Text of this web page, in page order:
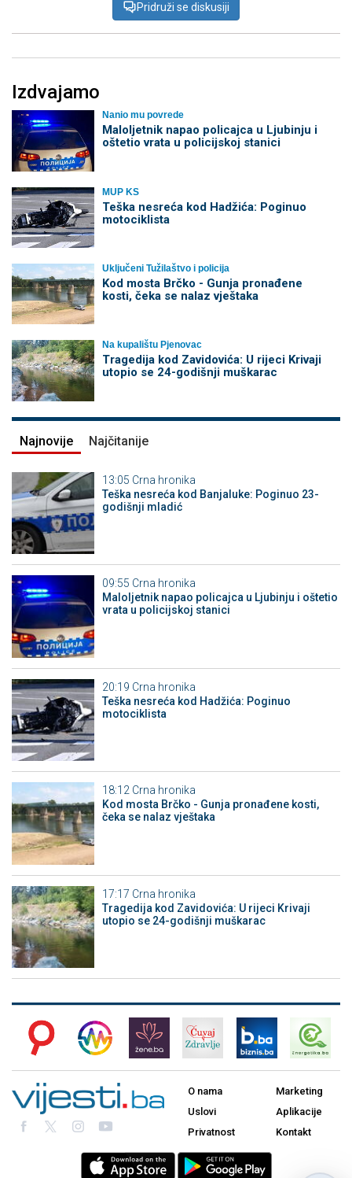
Pridruži se diskusiji
Izdvajamo
Nanio mu povrede
Maloljetnik napao policajca u Ljubinju i
oštetio vrata u policijskoj stanici
MUP KS
Teška nesreća kod Hadžića: Poginuo
motociklista
Uključeni Tužilaštvo i policija
Kod mosta Brčko - Gunja pronađene
kosti, čeka se nalaz vještaka
Na kupalištu Pjenovac
Tragedija kod Zavidovića: U rijeci Krivaji
utopio se 24-godišnji muškarac
Najnovije Najčitanije
13:05 Crna hronika
Teška nesreća kod Banjaluke: Poginuo 23-
godišnji mladić
09:55 Crna hronika
Maloljetnik napao policajca u Ljubinju i oštetio
vrata u policijskoj stanici
20:19 Crna hronika
Teška nesreća kod Hadžića: Poginuo
motociklista
18:12 Crna hronika
Kod mosta Brčko - Gunja pronađene kosti,
čeka se nalaz vještaka
17:17 Crna hronika
Tragedija kod Zavidovića: U rijeci Krivaji
utopio se 24-godišnji muškarac
O nama
Uslovi
Privatnost
Marketing
Aplikacije
Kontakt